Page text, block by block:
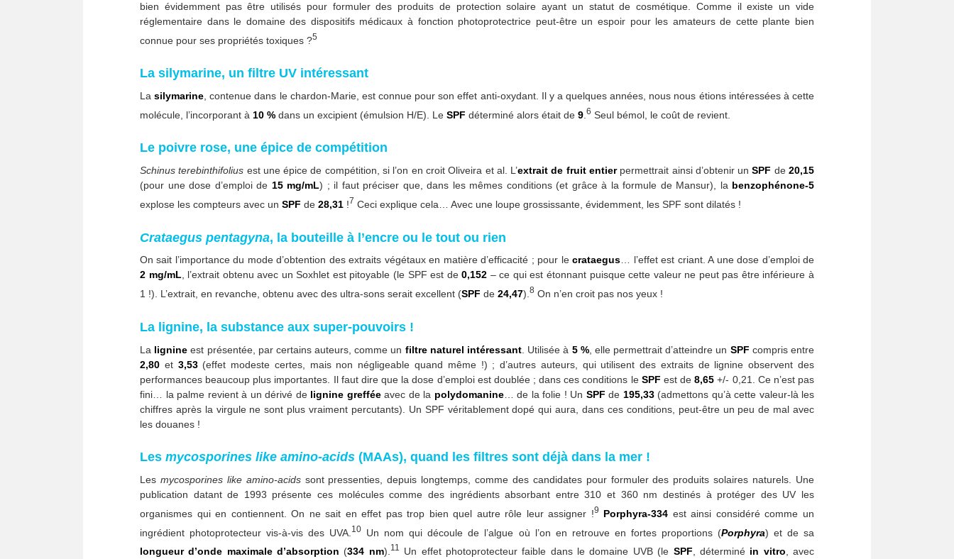
bien évidemment pas être utilisés pour formuler des produits de protection solaire ayant un statut de cosmétique. Comme il existe un vide
réglementaire dans le domaine des dispositifs médicaux à fonction photoprotectrice peut-être un espoir pour les amateurs de cette plante bien
connue pour ses propriétés toxiques ?5
La silymarine, un filtre UV intéressant
Lasilymarine, contenue dans le chardon-Marie, est connue pour son effet anti-oxydant. Il y a quelques années, nous nous étions intéressées à cette
molécule, l’incorporant à 10 % dans un excipient (émulsion H/E). Le SPF déterminé alors était de 9 6 Seul bémol, le coût de revient.
Le poivre rose, une épice de compétition
Schinus terebinthifolius est une épice de compétition, si l’on en croit Oliveira et al. L’extrait de fruit entierpermettrait ainsi d’obtenir unSPF de20,15
(pour une dose d’emploi de 15 mg/mL) ; il faut préciser que, dans les mêmes conditions (et grâce à la formule de Mansur), la benzophénone-5
explose les compteurs avec un SPF de 28,31 !7 Ceci explique cela… Avec une loupe grossissante, évidemment, les SPF sont dilatés !
Crataegus pentagyna, la bouteille à l’encre ou le tout ou rien
On sait l’importance du mode d’obtention des extraits végétaux en matière d’efficacité ; pour lecrataegus… l’effet est criant. A une dose d’emploi de
2 mg/mL, l’extrait obtenu avec un Soxhlet est pitoyable (le SPF est de0,152 – ce qui est étonnant puisque cette valeur ne peut pas être inférieure à
1 !). L’extrait, en revanche, obtenu avec des ultra-sons serait excellent (SPF de 24,47). 8 On n’en croit pas nos yeux !
La lignine, la substance aux super-pouvoirs !
La lignine est présentée, par certains auteurs, comme un filtre naturel intéressant . Utilisée à 5 %, elle permettrait d’atteindre un SPF compris entre
2,80 et 3,53(effet modeste certes, mais non négligeable quand même !) ; d’autres auteurs, qui utilisent des extraits de lignine observent des
performances beaucoup plus importantes. Il faut dire que la dose d’emploi est doublée ; dans ces conditions le SPF est de8,65 +/- 0,21. Ce n’est pas
fini… la palme revient à un dérivé de lignine grefféeavec de la polydomanine… de la folie ! Un SPF de 195,33(admettons qu’à cette valeur-là les
chiffres après la virgule ne sont plus vraiment percutants). Un SPF véritablement dopé qui aura, dans ces conditions, peut-être un peu de mal avec
les douanes !
Les mycosporines like amino-acids (MAAs), quand les filtres sont déjà dans la mer !
Les mycosporines like amino-acidssont pressenties, depuis longtemps, comme des candidates pour formuler des produits solaires naturels. Une
publication datant de 1993 présente ces molécules comme des ingrédients absorbant entre 310 et 360 nm destinés à protéger des UV les
organismes qui en contiennent. On ne sait en effet pas trop bien quel autre rôle leur assigner !9 Porphyra-334 est ainsi considéré comme un
ingrédient photoprotecteur vis-à-vis des UVA. 10 Un nom qui découle de l’algue où l’on en retrouve en fortes proportions (Porphyra) et de sa
longueur d’onde maximale d’absorption (334 nm). 11 Un effet photoprotecteur faible dans le domaine UVB (le SPF , déterminé in vitro , avec